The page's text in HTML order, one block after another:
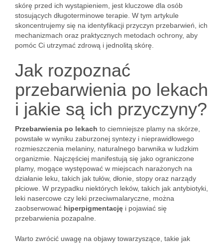
skórę przed ich wystąpieniem, jest kluczowe dla osób
stosujących długoterminowe terapie. W tym artykule
skoncentrujemy się na identyfikacji przyczyn przebarwień, ich
mechanizmach oraz praktycznych metodach ochrony, aby
pomóc Ci utrzymać zdrową i jednolitą skórę.
Jak rozpoznać
przebarwienia po lekach
i jakie są ich przyczyny?
Przebarwienia po lekach to ciemniejsze plamy na skórze,
powstałe w wyniku zaburzonej syntezy i nieprawidłowego
rozmieszczenia melaniny, naturalnego barwnika w ludzkim
organizmie. Najczęściej manifestują się jako ograniczone
plamy, mogące występować w miejscach narażonych na
działanie leku, takich jak tułów, dłonie, stopy oraz narządy
płciowe. W przypadku niektórych leków, takich jak antybiotyki,
leki nasercowe czy leki przeciwmalaryczne, można
zaobserwować hiperpigmentację i pojawiać się
przebarwienia pozapalne.
Warto zwrócić uwagę na objawy towarzyszące, takie jak